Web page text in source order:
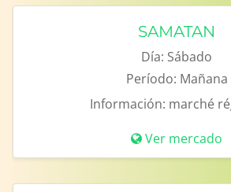
SAMATAN
Día: Sábado
Período: Mañana
Información: marché
Ver mercado